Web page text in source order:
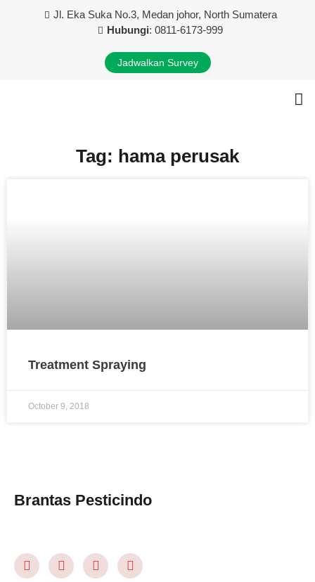
Jl. Eka Suka No.3, Medan johor, North Sumatera
Hubungi: 0811-6173-999
Jadwalkan Survey
Tag: hama perusak
Treatment Spraying
October 9, 2018
Brantas Pesticindo